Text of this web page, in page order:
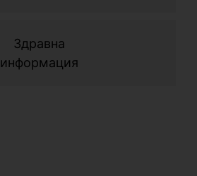
Здравна
информация